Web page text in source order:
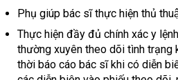
Phụ giúp bác sĩ thực hiện thủ
Thực hiện đầy đủ chính xác y
thường xuyên theo dõi tình trạng
thời báo cáo bác sĩ khi có diễn